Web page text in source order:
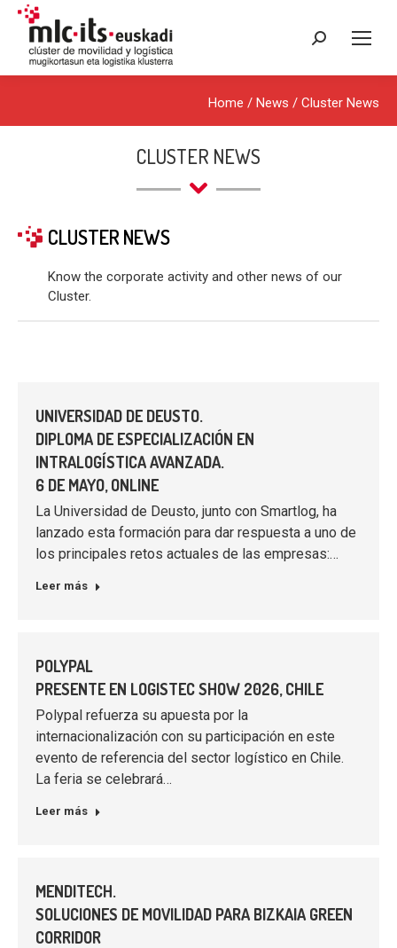
Search:
Home / News / Cluster News
CLUSTER NEWS
CLUSTER NEWS
Know the corporate activity and other news of our
Cluster.
UNIVERSIDAD DE DEUSTO.
DIPLOMA DE ESPECIALIZACIÓN EN
INTRALOGÍSTICA AVANZADA.
6 DE MAYO, ONLINE
La Universidad de Deusto, junto con Smartlog, ha
lanzado esta formación para dar respuesta a uno de
los principales retos actuales de las empresas:…
Leer más
POLYPAL
PRESENTE EN LOGISTEC SHOW 2026, CHILE
Polypal refuerza su apuesta por la
internacionalización con su participación en este
evento de referencia del sector logístico en Chile.
La feria se celebrará…
Leer más
MENDITECH.
SOLUCIONES DE MOVILIDAD PARA BIZKAIA GREEN
CORRIDOR